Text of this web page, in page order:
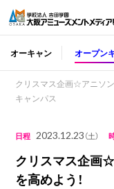
オーキャン オープン
クリスマス企画☆アニソ
キャンパス
日程 2023.12.23（土）
クリスマス企画
を高めよう！